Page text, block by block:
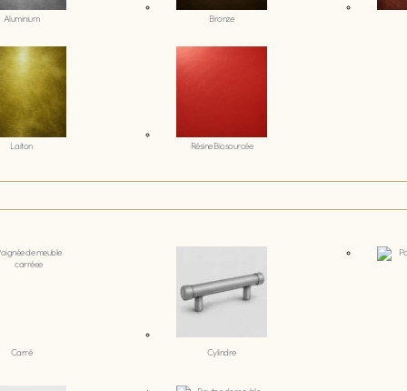
Aluminium Bronze
Laiton Résine Biosourcée
Carré Cylindre